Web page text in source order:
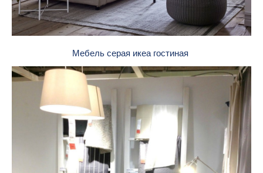
Мебель серая икеа гостиная